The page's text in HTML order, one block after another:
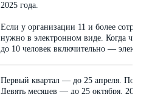
2025 года.
Если у организации 11 и более
нужно в электронном виде. Когда
до 10 человек включительно —
Первый квартал — до 25 апреля.
Девять месяцев — до 25 октября. 2024